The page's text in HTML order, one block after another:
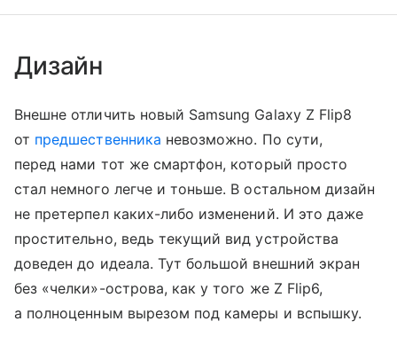
Дизайн
Внешне отличить новый Samsung Galaxy Z Flip8
от предшественника невозможно. По сути,
перед нами тот же смартфон, который просто
стал немного легче и тоньше. В остальном дизайн
не претерпел каких-либо изменений. И это даже
простительно, ведь текущий вид устройства
доведен до идеала. Тут большой внешний экран
без «челки»-острова, как у того же Z Flip6,
а полноценным вырезом под камеры и вспышку.